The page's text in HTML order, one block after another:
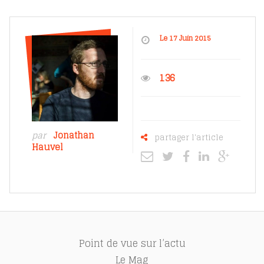
par Jonathan
Hauvel
Le 17 Juin 2015
136
partager l'article
Point de vue sur l’actu
Le Mag